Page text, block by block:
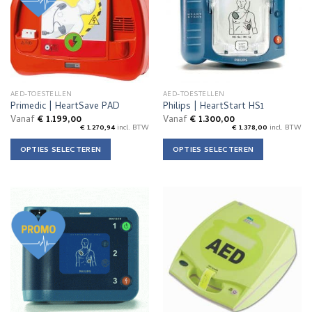
AED-TOESTELLEN
Primedic | HeartSave PAD
Vanaf€1.199,00€1.270,94 incl. BTW
OPTIES SELECTEREN
meerdere
variaties.
Deze
optie
gekozen
worden
AED-TOESTELLEN
Philips | HeartStart HS1
Vanaf€1.300,00€1.378,00 incl. BTW
OPTIES SELECTEREN
variaties.
Deze
optie
kan
gekozen
worden